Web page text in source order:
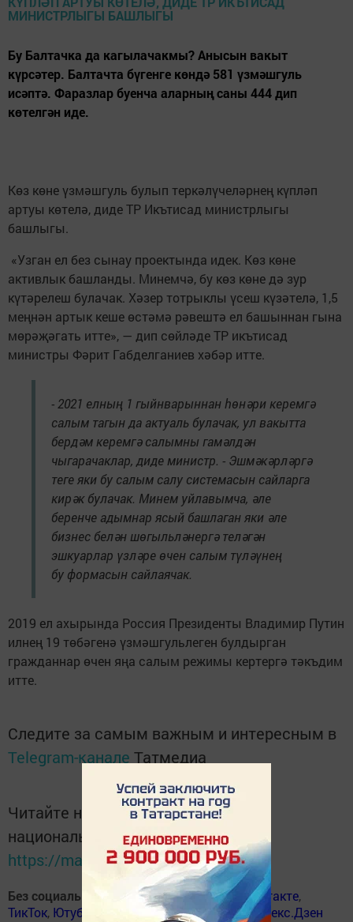
Бу Балтачка да кагылачакмы? Анысын вакыт
күрсәтер. Балтачта бүгенге көндә 581 үзмәшгуль
исәптә. Фаразлар буенча аларның саны 444 дип
көтелгән иде.
Көз көне үзмәшгуль булып теркәлүчеләрнең күпләп
артуы көтелә, диде ТР Икътисад министрлыгы
башлыгы.
«Узган ел без сынау проектында идек. Көз көне
активлык башланды. Минемчә, бу көз көне дә зур
күтәрелеш булачак. Хәзер тотрыклы үсеш күзәтелә, 1,5
меңнән артык кеше өстәмә рәвештә ел башыннан гына
мөрәҗәгать итте», — дип сөйләде ТР икътисад
министры Фәрит Габделганиев хәбәр итте.
- 2021 елның 1 гыйнварыннан һөнәри керемгә
салым тагын да актуаль булачак, ул вакытта
бердәм керемгә салымны гамәлдән
чыгарачаклар, диде министр. - Эшмәкәрләргә
теге яки бу салым салу системасын сайларга
кирәк булачак. Минем уйлавымча, әле
беренче адымнар ясый башлаган яки әле
бизнес белән шөгыльләнергә теләгән
эшкуарлар үзләре өчен салым түләүнең
бу формасын сайлаячак.
2019 ел ахырында Россия Президенты Владимир Путин
илнең 19 төбәгенә үзмәшгульлеген булдырган
гражданнар өчен яңа салым режимы кертергә тәкъдим
итте.
Следите за самым важным и интересным в
Telegram-канале Татмедиа
Читайте новости Татарстана в
национальном мессенджере MАХ:
https://max.ru/tatmedia
Без социаль челтәрләрдә:ВКонтакте, ВКонтакте,
ТикТок, Ютуб Одноклассники,Телеграм Яндекс.Дзен